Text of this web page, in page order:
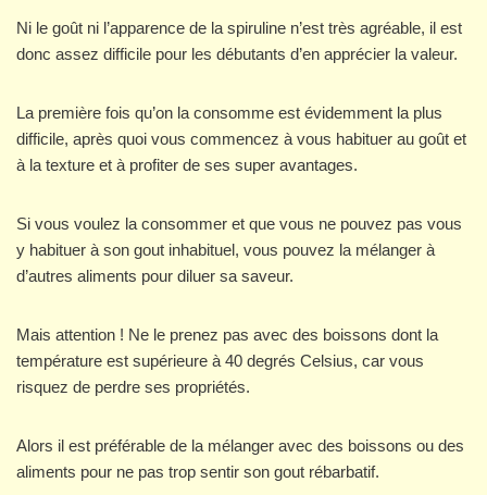
Ni le goût ni l’apparence de la spiruline n’est très agréable, il est
donc assez difficile pour les débutants d’en apprécier la valeur.
La première fois qu’on la consomme est évidemment la plus
difficile, après quoi vous commencez à vous habituer au goût et
à la texture et à profiter de ses super avantages.
Si vous voulez la consommer et que vous ne pouvez pas vous
y habituer à son gout inhabituel, vous pouvez la mélanger à
d’autres aliments pour diluer sa saveur.
Mais attention ! Ne le prenez pas avec des boissons dont la
température est supérieure à 40 degrés Celsius, car vous
risquez de perdre ses propriétés.
Alors il est préférable de la mélanger avec des boissons ou des
aliments pour ne pas trop sentir son gout rébarbatif.